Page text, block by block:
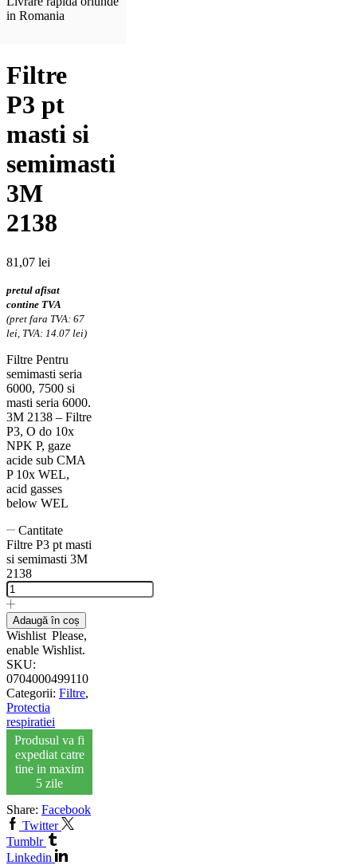
in Romania
Filtre
P3 pt
masti si
semimasti
3M
2138
81,07 lei
pretul afisat
contine TVA
(pret fara TVA: 67
lei, TVA: 14.07 lei)
Filtre Pentru
semimasti seria
6000, 7500 si
masti seria 6000.
3M 2138 – Filtre
P3, O do 10x
NPK P, gaze
acide sub CMA
P 10x WEL,
acid gasses
below WEL
Cantitate
Filtre P3 pt masti
si semimasti 3M
2138
Adaugă în coș
Wishlist Please,
enable Wishlist.
SKU:
0704000499110
Categorii: Filtre,
Protectia
respiratiei
Produsul va fi
expediat catre
tine in maxim
5 zile
Share: Facebook
Twitter
Tumblr
Linkedin